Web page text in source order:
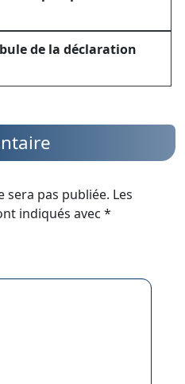
de la déclaration
sera pas publiée. Les
indiqués avec *